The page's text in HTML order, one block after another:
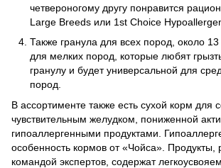
четвероногому другу понравится
Large Breeds или 1st Choice
Также гранула для всех пород, около
для мелких пород, которые любят
гранулу и будет универсальной для
пород.
В ассортименте также есть сухой корм для
чувствительным желудком, пониженной
гипоаллергенными продуктами.
особенность кормов от «Чойса». Продукты,
командой экспертов, содержат